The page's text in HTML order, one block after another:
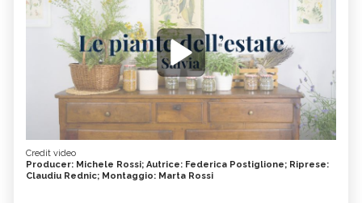
Credit video
Producer: Michele Rossi; Autrice: Federica Postiglione; Riprese:
Claudiu Rednic; Montaggio: Marta Rossi